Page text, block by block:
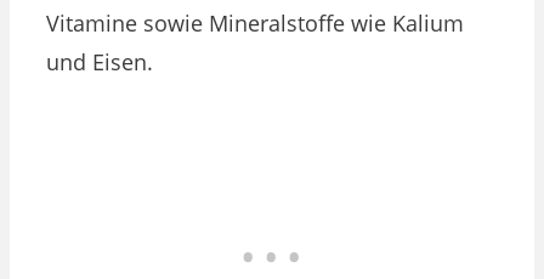
Vitamine sowie Mineralstoffe wie Kalium
und Eisen.